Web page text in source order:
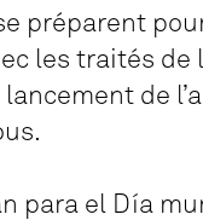
préparent
les traités de
de
para el Día